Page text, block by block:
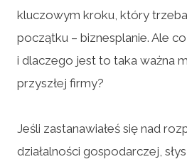
kluczowym kroku, który
początku – biznesplanie. Ale
i dlaczego jest to taka ważna
przyszłej firmy?
Jeśli zastanawiałeś się nad
działalności gospodarczej,